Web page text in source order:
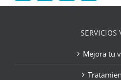
SERVICIOS
Mejora tu